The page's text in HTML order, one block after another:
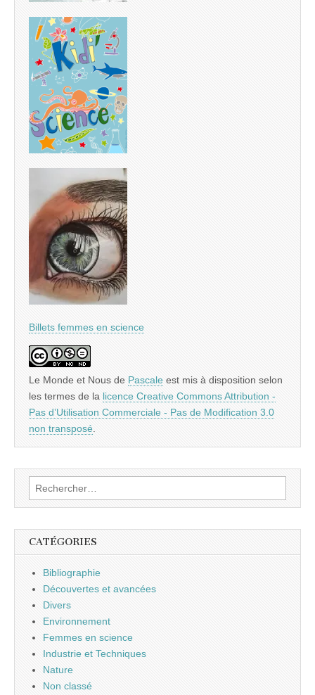
Billets femmes en science
Le Monde et Nous de Pascale est mis à disposition selon
les termes de la licence Creative Commons Attribution -
Pas d’Utilisation Commerciale - Pas de Modification 3.0
non transposé
Rechercher :
CATÉGORIES
Bibliographie
Découvertes et avancées
Divers
Environnement
Femmes en science
Industrie et Techniques
Nature
Non classé